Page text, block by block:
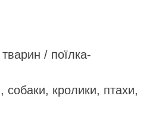
/ поїлка-
собаки, кролики, птахи,